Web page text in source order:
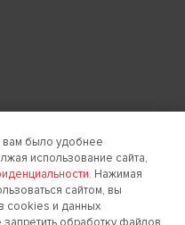
было удобнее
использование сайта,
. Нажимая
сайтом, вы
cookies и данных